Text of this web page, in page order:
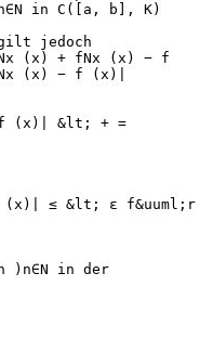
in C([a, b], K)
jedoch
(x) + fNx (x) − f
(x) − f (x)|
(x)| &lt; + =
≤ &lt; ε f&uuml;r
)n∈N in der